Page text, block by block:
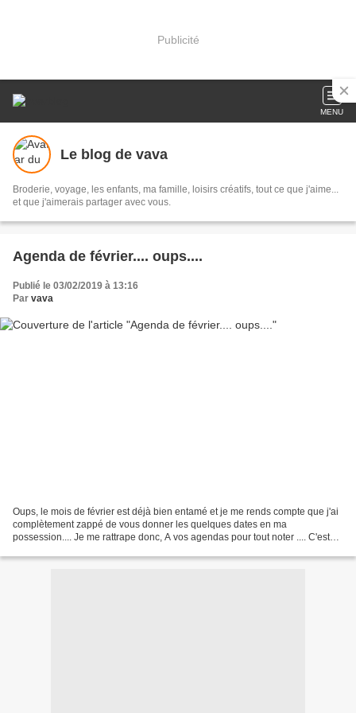
Publicité
MENU
Le blog de vava
Broderie, voyage, les enfants, ma famille, loisirs créatifs, tout ce que j'aime...
et que j'aimerais partager avec vous.
Agenda de février.... oups....
Publié le 03/02/2019 à 13:16
Par vava
Oups, le mois de février est déjà bien entamé et je me rends compte que j'ai
complètement zappé de vous donner les quelques dates en ma
possession.... Je me rattrape donc, A vos agendas pour tout noter .... C'est